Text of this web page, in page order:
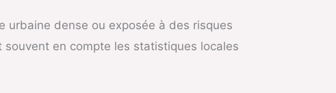
urbaine dense ou exposée à des risques
en compte les statistiques locales